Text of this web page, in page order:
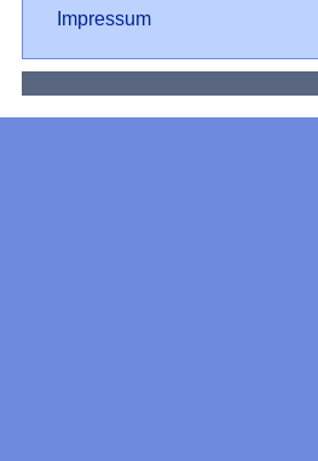
Impressum
Impressum